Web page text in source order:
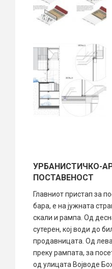
УРБАНИСТИЧКО-
ПОСТАВЕНОСТ
Главниот пристап за
бара, е на јужната
скали и рампа. Од
сутерен, кој води до
продавницата. Од
преку рампата, за
од улицата Војводе